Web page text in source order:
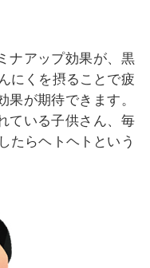
ナアップ効果が、黒
にくを摂ることで疲
が期待できます。
ている子供さん、毎
たらヘトヘトという